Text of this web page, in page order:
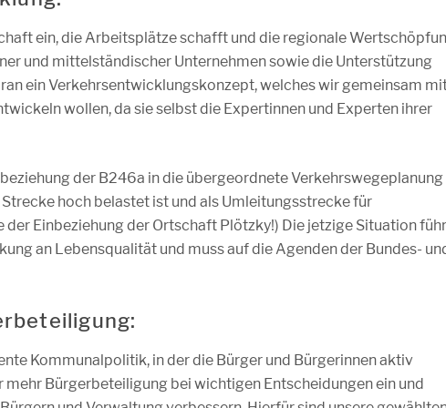
ein, die Arbeitsplätze schafft und die regionale
und mittelständischer Unternehmen sowie die Unterstützung
ein Verkehrsentwicklungskonzept, welches wir gemeinsam
wollen, da sie selbst die Expertinnen und Experten ihrer
der B246a in die übergeordnete Verkehrswegeplanung
hoch belastet ist und als Umleitungsstrecke für
Einbeziehung der Ortschaft Plötzky!) Die jetzige Situation
an Lebensqualität und muss auf die Agenden der Bundes-
Kommunalpolitik, in der die Bürger und Bürgerinnen aktiv
mehr Bürgerbeteiligung bei wichtigen Entscheidungen ein und